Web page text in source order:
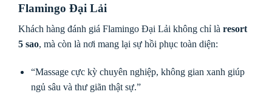
Flamingo Đại Lải
Khách hàng đánh giá Flamingo Đại Lải không chỉ là resort
5 sao, mà còn là nơi mang lại sự hồi phục toàn diện:
“Massage cực kỳ chuyên nghiệp, không gian xanh giúp
ngủ sâu và thư giãn thật sự.”